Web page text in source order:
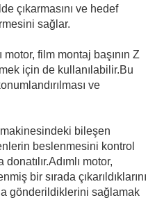
çıkarmasını ve hedef
sağlar.
motor, film montaj başının Z
için de kullanılabilir.Bu
ve
bileşen
beslenmesini kontrol
motor,
bir sırada çıkarıldıklarını
gönderildiklerini sağlamak